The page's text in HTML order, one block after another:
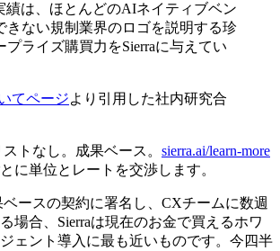
績は、ほとんどのAIネイティブベン
きない規制業界のロゴを説明する珍
プライズ購買力をSierraに与えてい
てページより引用した社内研究合
トなし。成果ベース。 sierra.ai/learn-more
に単位とレートを交渉します。
ベースの契約に署名し、CXチームに数週
場合、Sierraは現在のお金で買えるホワ
ェント導入に最も近いものです。今四半